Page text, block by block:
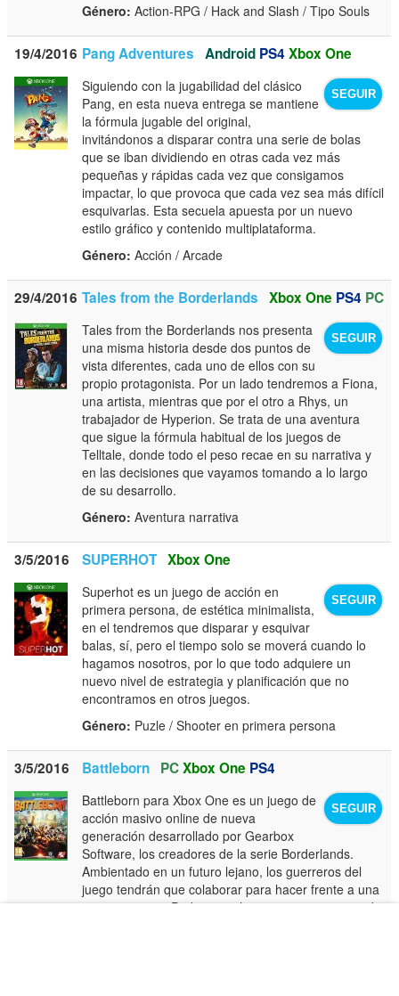
Género: Action-RPG / Hack and Slash / Tipo Souls
19/4/2016 Pang Adventures Android PS4 Xbox One
SEGUIR
Siguiendo con la jugabilidad del clásico
Pang, en esta nueva entrega se mantiene
la fórmula jugable del original,
invitándonos a disparar contra una serie de bolas
que se iban dividiendo en otras cada vez más
pequeñas y rápidas cada vez que consigamos
impactar, lo que provoca que cada vez sea más difícil
esquivarlas. Esta secuela apuesta por un nuevo
estilo gráfico y contenido multiplataforma.
Género: Acción / Arcade
29/4/2016 Tales from the Borderlands Xbox One PS4 PC
SEGUIR
Tales from the Borderlands nos presenta
una misma historia desde dos puntos de
vista diferentes, cada uno de ellos con su
propio protagonista. Por un lado tendremos a Fiona,
una artista, mientras que por el otro a Rhys, un
trabajador de Hyperion. Se trata de una aventura
que sigue la fórmula habitual de los juegos de
Telltale, donde todo el peso recae en su narrativa y
en las decisiones que vayamos tomando a lo largo
de su desarrollo.
Género: Aventura narrativa
3/5/2016 SUPERHOT Xbox One
SEGUIR
Superhot es un juego de acción en
primera persona, de estética minimalista,
en el tendremos que disparar y esquivar
balas, sí, pero el tiempo solo se moverá cuando lo
hagamos nosotros, por lo que todo adquiere un
nuevo nivel de estrategia y planificación que no
encontramos en otros juegos.
Género: Puzle / Shooter en primera persona
3/5/2016 Battleborn PCXbox One PS4
SEGUIR
Battleborn para Xbox One es un juego de
acción masivo online de nueva
generación desarrollado por Gearbox
Software, los creadores de la serie Borderlands.
Ambientado en un futuro lejano, los guerreros del
juego tendrán que colaborar para hacer frente a una
gran amenaza. Podremos elegir entre centenares de